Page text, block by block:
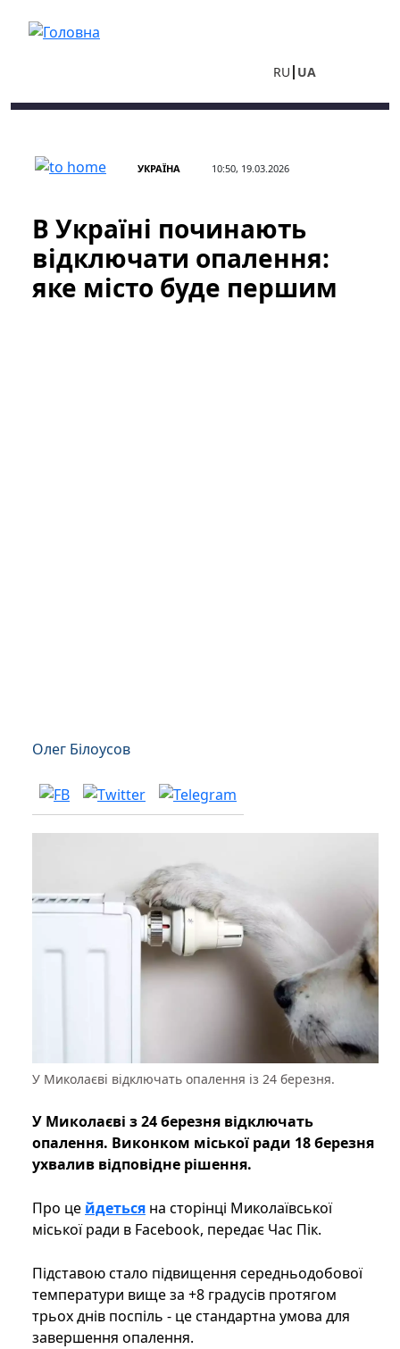
RU UA
УКРАЇНА 10:50, 19.03.2026
В Україні починають
відключати опалення:
яке місто буде першим
Олег Білоусов
У Миколаєві відключать опалення із 24 березня.
У Миколаєві з 24 березня відключать
опалення. Виконком міської ради 18 березня
ухвалив відповідне рішення.
Про це йдеться на сторінці Миколаївської
міської ради в Facebook, передає Час Пік.
Підставою стало підвищення середньодобової
температури вище за +8 градусів протягом
трьох днів поспіль - це стандартна умова для
завершення опалення.